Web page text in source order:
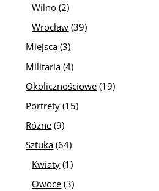
Wilno (2)
Wrocław (39)
Miejsca (3)
Militaria (4)
Okolicznościowe (19)
Portrety (15)
Różne (9)
Sztuka (64)
Kwiaty (1)
Owoce (3)